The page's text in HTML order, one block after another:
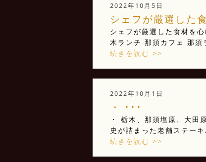
2022年10月5日
シェフが厳選した
シェフが厳選した食材を
木ランチ 那須カフェ 那須
続きを読む >>
2022年10月1日
・ ･･･
・ 栃木、那須塩原、大
史が詰まった老舗ステー
続きを読む >>